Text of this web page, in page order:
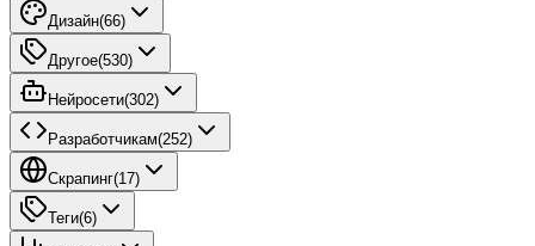
Дизайн(66)
Другое(530)
Нейросети(302)
Разработчикам(252)
Скрапинг(17)
Теги(6)